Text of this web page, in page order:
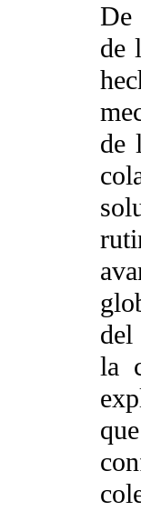
De
de
de
del
la